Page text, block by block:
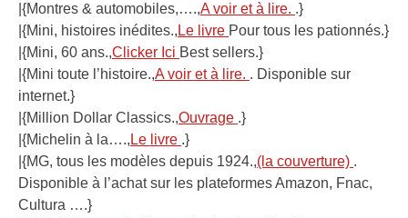
|{Montres & automobiles,….,A voir et à lire. .}
|{Mini, histoires inédites., Le livre Pour tous les pationnés.}
|{Mini, 60 ans.,Clicker Ici Best sellers.}
|{Mini toute l’histoire.,A voir et à lire. . Disponible sur
internet.}
|{Million Dollar Classics.,Ouvrage .}
|{Michelin à la…., Le livre .}
|{MG, tous les modèles depuis 1924.,(la couverture) .
Disponible à l’achat sur les plateformes Amazon, Fnac,
Cultura ….}